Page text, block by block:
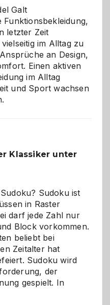
Galt
letzter Zeit
im Alltag zu
an Design,
Einen aktiven
im Alltag
und Sport wachsen
Klassiker unter
Sudoku ist
in Raster
darf jede Zahl nur
Block vorkommen.
beliebt bei
Zeitalter hat
Sudoku wird
der
gespielt. In